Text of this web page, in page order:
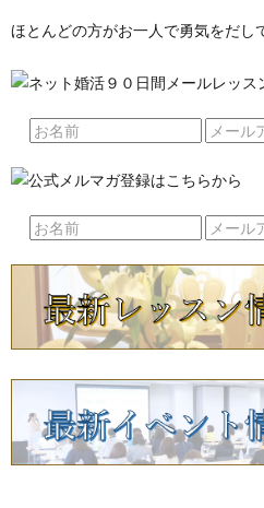
ほとんどの方がお一人で勇気をだし